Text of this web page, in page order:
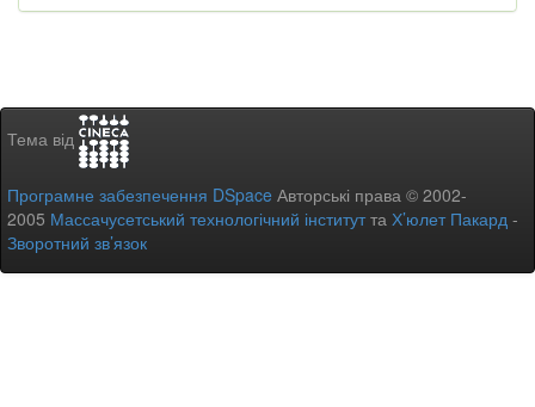
Тема від
Програмне забезпечення DSpace Авторські права © 2002-
2005 Массачусетський технологічний інститутта Х’юлет Пакард -
Зворотний зв’язок